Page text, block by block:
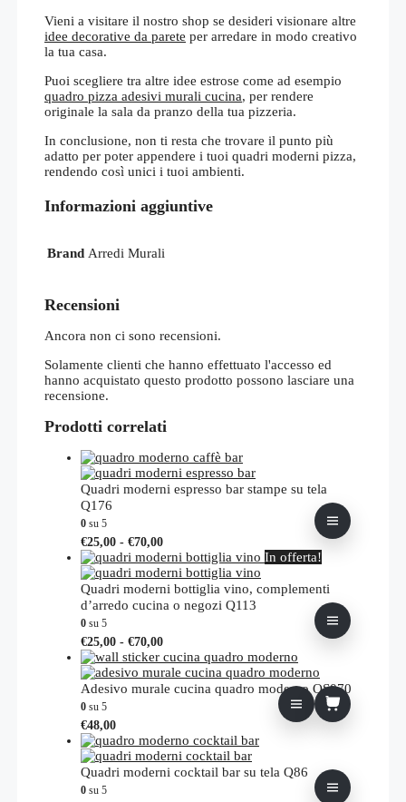
Vieni a visitare il nostro shop se desideri visionare altre
idee decorative da parete per arredare in modo creativo
la tua casa.
Puoi scegliere tra altre idee estrose come ad esempio
quadro pizza adesivi murali cucina, per rendere
originale la sala da pranzo della tua pizzeria.
In conclusione, non ti resta che trovare il punto più
adatto per poter appendere i tuoi quadri moderni pizza,
rendendo così unici i tuoi ambienti.
Informazioni aggiuntive
Brand Arredi Murali
Recensioni
Ancora non ci sono recensioni.
Solamente clienti che hanno effettuato l'accesso ed
hanno acquistato questo prodotto possono lasciare una
recensione.
Prodotti correlati
Quadri moderni espresso bar stampe su tela
Q176
0 su 5
€25,00 - €70,00Fascia
di
prezzo:
da
a
Questo
prodotto
ha
più
varianti.
possono
essere
scelte
nella
prodotto
In offerta!
Quadri moderni bottiglia vino, complementi
d’arredo cucina o negozi Q113
0 su 5
€25,00 - €70,00Fascia
di
prezzo:
da
Questo
prodotto
ha
più
opzioni
possono
essere
scelte
Adesivo murale cucina quadro moderno QS070
0 su 5
€48,00
Quadri moderni cocktail bar su tela Q86
0 su 5